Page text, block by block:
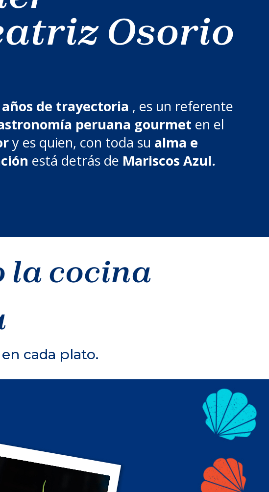
Osorio
años de trayectoria , es un referente
peruana gourmet en el
y es quien, con toda su alma e
está detrás de Mariscos Azul.
la cocina
cada plato.